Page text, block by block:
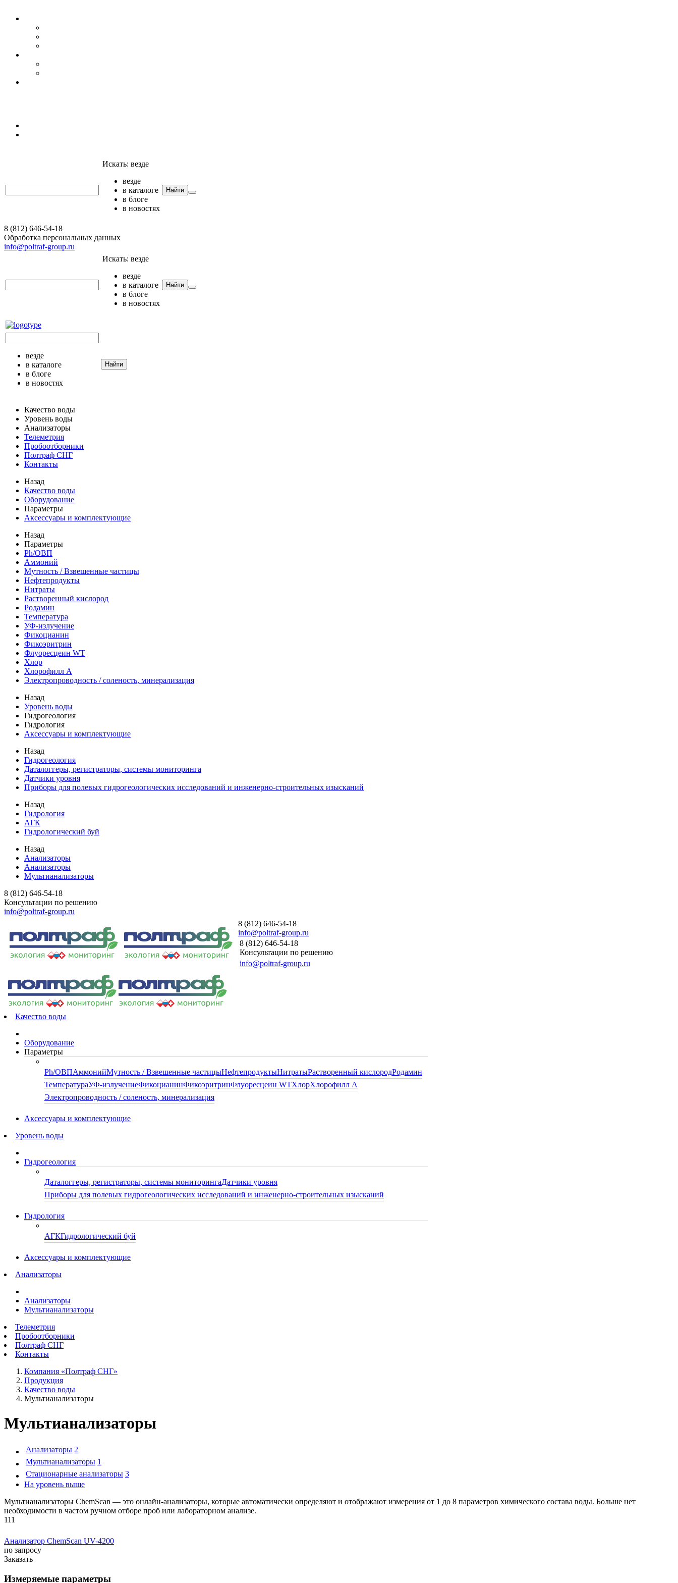
Искать: везде
везде
в каталоге
в блоге
в новостях
Найти
8 (812) 646-54-18
Обработка персональных данных
info@poltraf-group.ru
Искать: везде
везде
в каталоге
в блоге
в новостях
Найти
везде
в каталоге
в блоге
в новостях
Найти
Качество воды
Уровень воды
Анализаторы
Телеметрия
Пробоотборники
Полтраф СНГ
Контакты
Назад
Качество воды
Оборудование
Параметры
Аксессуары и комплектующие
Назад
Параметры
Ph/ОВП
Аммоний
Мутность / Взвешенные частицы
Нефтепродукты
Нитраты
Растворенный кислород
Родамин
Температура
УФ-излучение
Фикоцианин
Фикоэритрин
Флуоресцеин WT
Хлор
Хлорофилл А
Электропроводность / соленость, минерализация
Назад
Уровень воды
Гидрогеология
Гидрология
Аксессуары и комплектующие
Назад
Гидрогеология
Даталоггеры, регистраторы, системы мониторинга
Датчики уровня
Приборы для полевых гидрогеологических исследований и инженерно-строительных изысканий
Назад
Гидрология
АГК
Гидрологический буй
Назад
Анализаторы
Анализаторы
Мультианализаторы
8 (812) 646-54-18
Консультации по решению
info@poltraf-group.ru
8 (812) 646-54-18
info@poltraf-group.ru
8 (812) 646-54-18
Консультации по решению
info@poltraf-group.ru
Качество воды
Оборудование
Параметры
Ph/ОВПАммонийМутность / Взвешенные частицыНефтепродуктыНитратыРастворенный кислородРодамин
ТемператураУФ-излучениеФикоцианинФикоэритринФлуоресцеин WTХлорХлорофилл А
Электропроводность / соленость, минерализация
Аксессуары и комплектующие
Уровень воды
Гидрогеология
Даталоггеры, регистраторы, системы мониторингаДатчики уровня
Приборы для полевых гидрогеологических исследований и инженерно-строительных изысканий
Гидрология
АГКГидрологический буй
Аксессуары и комплектующие
Анализаторы
Анализаторы
Мультианализаторы
Телеметрия
Пробоотборники
Полтраф СНГ
Контакты
Компания «Полтраф СНГ»
Продукция
Качество воды
Мультианализаторы
Мультианализаторы
Анализаторы 2
Мультианализаторы 1
Стационарные анализаторы 3
На уровень выше
Мультианализаторы ChemScan — это онлайн-анализаторы, которые автоматически определяют и отображают измерения от 1 до 8 параметров химического состава воды. Больше нет
необходимости в частом ручном отборе проб или лабораторном анализе.
111
Анализатор ChemScan UV-4200
по запросу
Заказать
Измеряемые параметры